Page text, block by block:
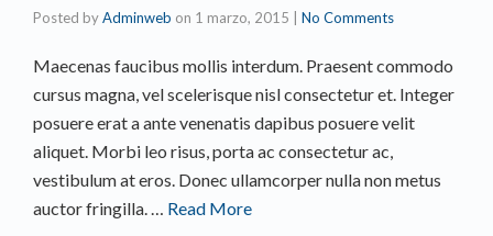
Posted byAdminweb on 1 marzo, 2015 | No Comments
Maecenas faucibus mollis interdum. Praesent commodo
cursus magna, vel scelerisque nisl consectetur et. Integer
posuere erat a ante venenatis dapibus posuere velit
aliquet. Morbi leo risus, porta ac consectetur ac,
vestibulum at eros. Donec ullamcorper nulla non metus
auctor fringilla. … Read More